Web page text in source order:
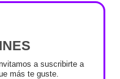
a suscribirte a
más te guste.